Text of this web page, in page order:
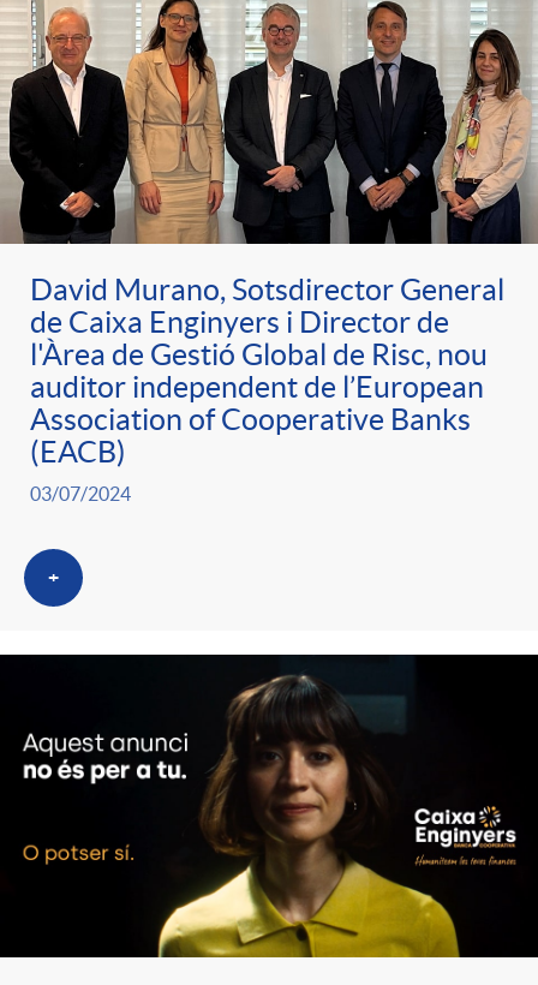
David Murano, Sotsdirector General
de Caixa Enginyers i Director de
l'Àrea de Gestió Global de Risc, nou
auditor independent de l’European
Association of Cooperative Banks
(EACB)
03/07/2024
+